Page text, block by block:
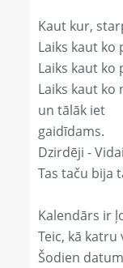
Kaut kur,
Laiks kaut ko
Laiks kaut ko
Laiks kaut ko
un tālāk iet
gaidīdams.
Dzirdēji -
Tas taču bija
Kalendārs ir
Teic, kā katru
Šodien